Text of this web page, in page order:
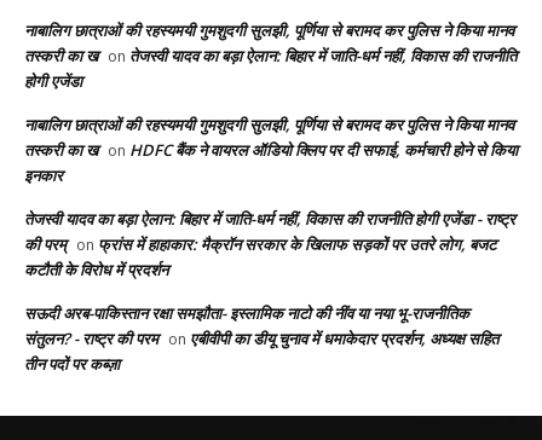
नाबालिग छात्राओं की रहस्यमयी गुमशुदगी सुलझी, पूर्णिया से बरामद कर पुलिस ने किया मानव
तस्करी का ख on तेजस्वी यादव का बड़ा ऐलान: बिहार में जाति-धर्म नहीं, विकास की राजनीति
होगी एजेंडा
नाबालिग छात्राओं की रहस्यमयी गुमशुदगी सुलझी, पूर्णिया से बरामद कर पुलिस ने किया मानव
तस्करी का ख on HDFC बैंक ने वायरल ऑडियो क्लिप पर दी सफाई, कर्मचारी होने से किया
इनकार
तेजस्वी यादव का बड़ा ऐलान: बिहार में जाति-धर्म नहीं, विकास की राजनीति होगी एजेंडा - राष्ट्र
की परम् on फ्रांस में हाहाकार: मैक्रॉन सरकार के खिलाफ सड़कों पर उतरे लोग, बजट
कटौती के विरोध में प्रदर्शन
सऊदी अरब-पाकिस्तान रक्षा समझौता- इस्लामिक नाटो की नींव या नया भू-राजनीतिक
संतुलन? - राष्ट्र की परम on एबीवीपी का डीयू चुनाव में धमाकेदार प्रदर्शन, अध्यक्ष सहित
तीन पदों पर कब्ज़ा